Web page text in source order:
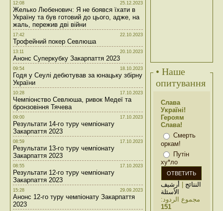
12:08 25.12.2023
Желько Любенович: Я не боявся їхати в
Україну та був готовий до цього, адже, на
жаль, пережив дві війни
17:42 22.10.2023
Трофейний покер Севлюша
13:11 20.10.2023
Анонс Суперкубку Закарпаття 2023
09:54 18.10.2023
Годя у Сеулі дебютував за юнацьку збірну
України
10:28 17.10.2023
Чемпіонство Севлюша, ривок Медеї та
бронзовіння Тячева
09:00 17.10.2023
Результати 14-го туру чемпіонату
Закарпаття 2023
08:59 17.10.2023
Результати 13-го туру чемпіонату
Закарпаття 2023
08:55 17.10.2023
Результати 12-го туру чемпіонату
Закарпаття 2023
15:28 29.09.2023
Анонс 12-го туру чемпіонату Закарпаття
2023
• Наше
опитування
Слава
Україні!
Героям
Слава!
Смерть
оркам!
Путін
ху*ло
النتائج | أرشيف
الأسئلة
مجموع الردود:
151